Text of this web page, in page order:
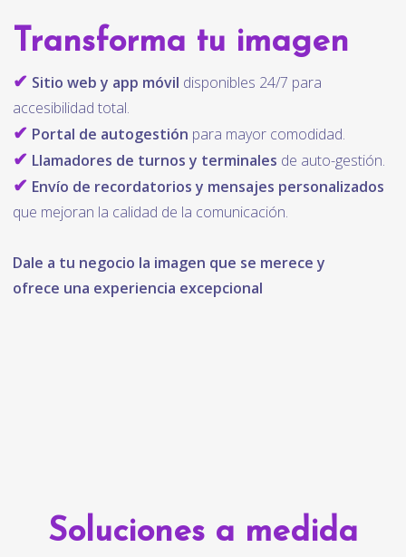
Transforma tu imagen
✔ Sitio web y app móvil disponibles 24/7 para
accesibilidad total.
✔ Portal de autogestión para mayor comodidad.
✔ Llamadores de turnos y terminales de auto-gestión.
✔ Envío de recordatorios y mensajes personalizados
que mejoran la calidad de la comunicación.
Dale a tu negocio la imagen que se merece y
ofrece una experiencia excepcional
Soluciones a medida